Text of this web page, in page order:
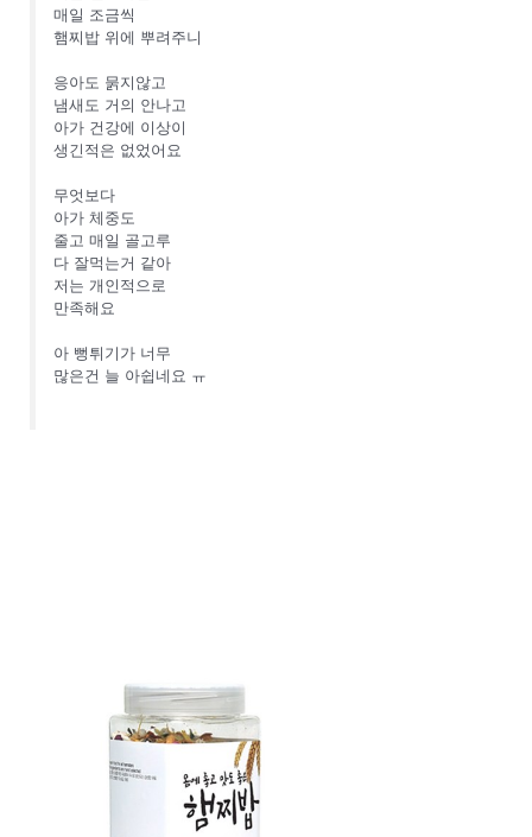
매일 조금씩
햄찌밥 위에 뿌려주니
응아도 묽지않고
냄새도 거의 안나고
아가 건강에 이상이
생긴적은 없었어요
무엇보다
아가 체중도
줄고 매일 골고루
다 잘먹는거 같아
저는 개인적으로
만족해요
아 뻥튀기가 너무
많은건 늘 아쉽네요 ㅠ